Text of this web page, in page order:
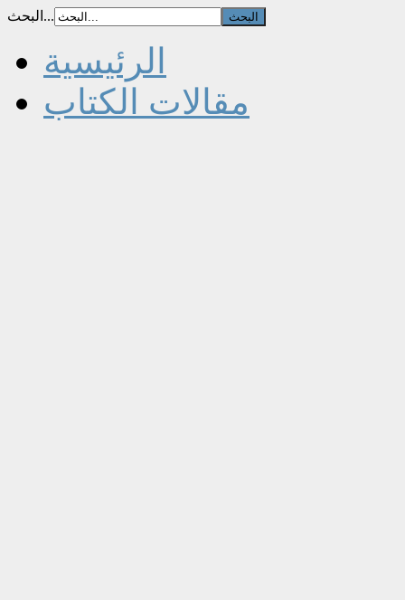
البحث...
الرئيسية
مقالات الكتاب